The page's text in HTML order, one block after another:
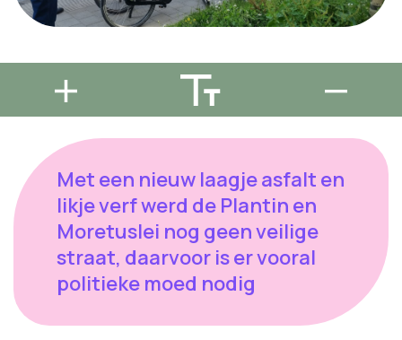
Met een nieuw laagje asfalt en
likje verf werd de Plantin en
Moretuslei nog geen veilige
straat, daarvoor is er vooral
politieke moed nodig